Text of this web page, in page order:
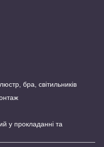
бра, світильників
у прокладанні та